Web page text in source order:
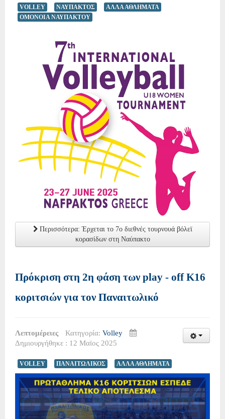
VOLLEY ΝΑΥΠΑΚΤΟΣ
ΑΛΛΑ ΑΘΛΗΜΑΤΑ
ΟΜΟΝΟΙΑ ΝΑΥΠΑΚΤΟΥ
Περισσότερα: Έρχεται το 7ο διεθνές τουρνουά βόλεϊ
κορασίδων στη Ναύπακτο
Πρόκριση στη 2η φάση των play - off Κ16
κοριτσιών για τον Παναιτωλικό
Λεπτομέρειες Κατηγορία: Volley
Δημιουργήθηκε : 12 Μαϊος 2025
VOLLEY ΠΑΝΑΙΤΩΛΙΚΟΣ ΑΛΛΑ ΑΘΛΗΜΑΤΑ